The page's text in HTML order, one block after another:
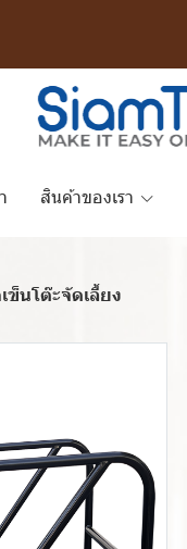
สินค้าของเรา
ข็นโต๊ะจัดเลี้ยง